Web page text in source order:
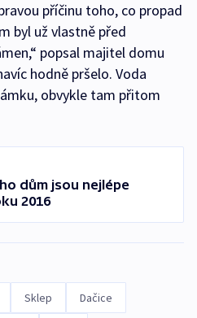
příčinu toho, co propad
byl už vlastně před
popsal majitel domu
hodně pršelo. Voda
obvykle tam přitom
dům jsou nejlépe
2016
Sklep Dačice